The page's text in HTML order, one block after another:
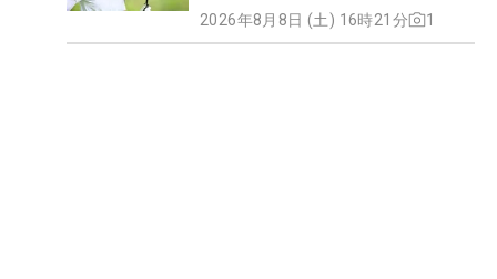
2026年8月8日 (土) 16時21分 1